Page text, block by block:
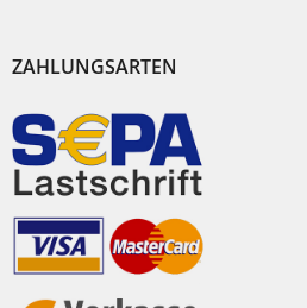
ZAHLUNGSARTEN